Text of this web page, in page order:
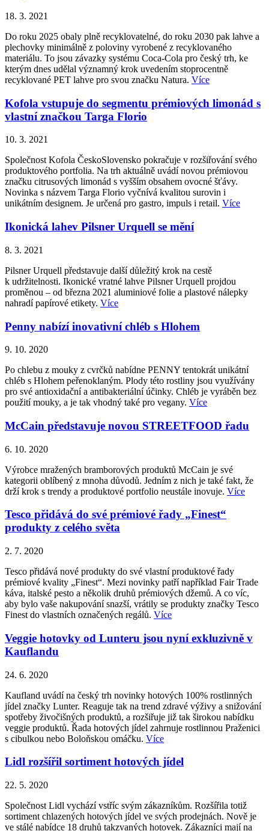
18. 3. 2021
Do roku 2025 obaly plně recyklovatelné, do roku 2030 pak lahve a
plechovky minimálně z poloviny vyrobené z recyklovaného
materiálu. To jsou závazky systému Coca-Cola pro český trh, ke
kterým dnes udělal významný krok uvedením stoprocentně
recyklované PET lahve pro svou značku Natura. Více
Kofola vstupuje do segmentu prémiových limonád s
vlastní značkou Targa Florio
10. 3. 2021
Společnost Kofola ČeskoSlovensko pokračuje v rozšiřování svého
produktového portfolia. Na trh aktuálně uvádí novou prémiovou
značku citrusových limonád s vyšším obsahem ovocné šťávy.
Novinka s názvem Targa Florio vyčnívá kvalitou surovin i
unikátním designem. Je určená pro gastro, impuls i retail. Více
Ikonická lahev Pilsner Urquell se mění
8. 3. 2021
Pilsner Urquell představuje další důležitý krok na cestě
k udržitelnosti. Ikonické vratné lahve Pilsner Urquell projdou
proměnou – od března 2021 aluminiové folie a plastové nálepky
nahradí papírové etikety. Více
Penny nabízí inovativní chléb s Hlohem
9. 10. 2020
Po chlebu z mouky z cvrčků nabídne PENNY tentokrát unikátní
chléb s Hlohem peřenoklaným. Plody této rostliny jsou využívány
pro své antioxidační a antibakteriální účinky. Chléb je vyráběn bez
použití mouky, a je tak vhodný také pro vegany. Více
McCain představuje novou STREETFOOD řadu
6. 10. 2020
Výrobce mražených bramborových produktů McCain je své
kategorii oblíbený z mnoha důvodů. Jedním z nich je také fakt, že
drží krok s trendy a produktové portfolio neustále inovuje. Více
Tesco přidává do své prémiové řady „Finest“
produkty z celého světa
2. 7. 2020
Tesco přidává nové produkty do své vlastní produktové řady
prémiové kvality „Finest“. Mezi novinky patří například Fair Trade
káva, italské pesto a několik druhů prémiových džemů. A co víc,
aby bylo vaše nakupování snazší, vrátily se produkty značky Tesco
Finest do vlastních označených regálů. Více
Veggie hotovky od Lunteru jsou nyní exkluzivně v
Kauflandu
24. 6. 2020
Kaufland uvádí na český trh novinky hotových 100% rostlinných
jídel značky Lunter. Reaguje tak na trend zdravé výživy a snižování
spotřeby živočišných produktů, a rozšiřuje již tak širokou nabídku
veggie produktů. Řada hotových jídel zahrnuje rostlinnou Praženici
s cibulkou nebo Boloňskou omáčku. Více
Lidl rozšířil sortiment hotových jídel
22. 5. 2020
Společnost Lidl vychází vstříc svým zákazníkům. Rozšířila totiž
sortiment chlazených hotových jídel ve svých prodejnách. Nově je
ve stálé nabídce 18 druhů takzvaných hotovek. Zákazníci mají na